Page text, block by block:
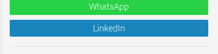
WhatsApp
LinkedIn